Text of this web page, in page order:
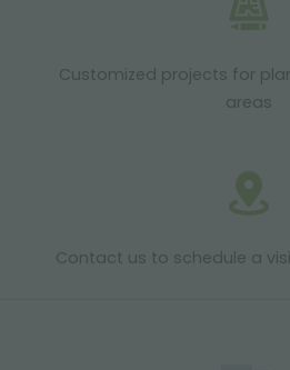
Customized projects for
areas
Contact us to schedule a